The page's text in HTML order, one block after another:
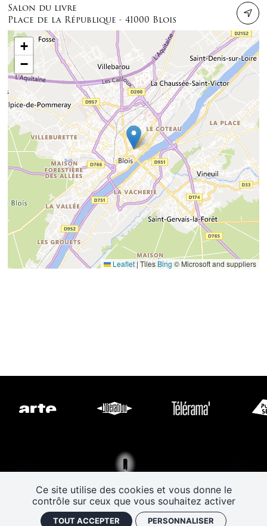
Ce site utilise des cookies et vous donne le
contrôle sur ceux que vous souhaitez activer
TOUT ACCEPTER PERSONNALISER
Salon du livre
Place de la République - 41000 Blois
+
−
Leaflet|TilesBing © Microsoft and suppliers